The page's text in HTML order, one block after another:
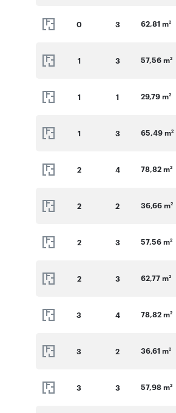
Numer oferty: KR6_B_10_3
0 3 62,81 m2
1 3 57,56 m2
1 1 29,79 m2
1 3 65,49 m2
2 4 78,82 m2
2 2 36,66 m2
2 3 57,56 m2
2 3 62,77 m2
3 4 78,82 m2
3 2 36,61 m2
3 3 57,98 m2